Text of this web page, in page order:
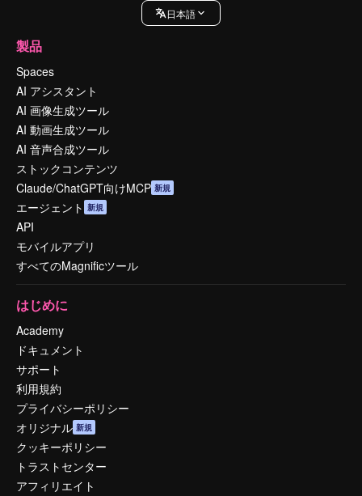
日本語
製品
Spaces
AI アシスタント
AI 画像生成ツール
AI 動画生成ツール
AI 音声合成ツール
ストックコンテンツ
Claude/ChatGPT向けMCP 新規
エージェント 新規
API
モバイルアプリ
すべてのMagnificツール
はじめに
Academy
ドキュメント
サポート
利用規約
プライバシーポリシー
オリジナル 新規
クッキーポリシー
トラストセンター
アフィリエイト